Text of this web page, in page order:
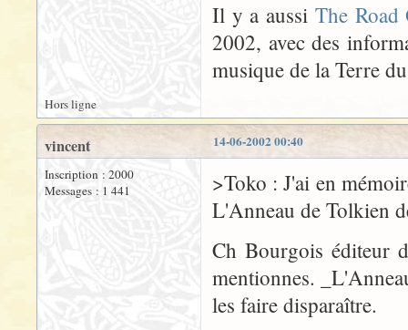
Il y a aussi The Road
2002, avec des
musique de la Terre
Hors ligne
14-06-2002 00:40
vincent
Inscription : 2000
Messages : 1 441
>Toko : J'ai en
L'Anneau de Tolkien
Ch Bourgois éditeur
mentionnes.
les faire disparaître.